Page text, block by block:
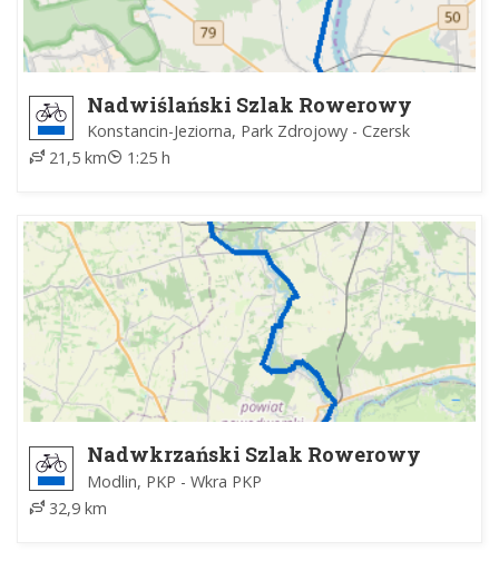
Nadwiślański Szlak Rowerowy
Konstancin-Jeziorna, Park Zdrojowy - Czersk
21,5 km
1:25 h
Nadwkrzański Szlak Rowerowy
Modlin, PKP - Wkra PKP
32,9 km